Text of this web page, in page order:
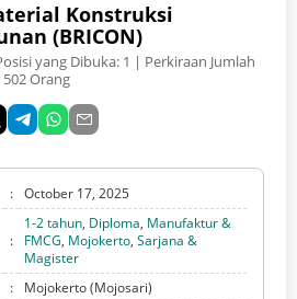
Konstruksi
(BRICON)
yang Dibuka: 1 | Perkiraan Jumlah
Orang
: October 17, 2025
:
1-2 tahun, Diploma, Manufaktur &
FMCG, Mojokerto, Sarjana &
Magister
:
Mojokerto (Mojosari)